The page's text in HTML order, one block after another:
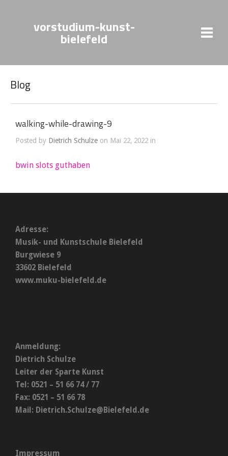
vorstudium-kunst-
bielefeld
Blog
walking-while-drawing-9
Posted by Dietrich Schulze on Mai 22, 2022 in
bwin slots guthaben
Adresse:
Musik- und Kunstschule Bielefeld
Burgwiese 9
33602 Bielefeld
www.muku-bielefeld.de
Anmeldung:
Dietrich Schulze
Leiter der Sparte Kunst
Tel: 0521 – 51 66 74 / 77
Fax: 0521 – 51 66 78
Mail: Dietrich.Schulze@Bielefeld.de
Impressum